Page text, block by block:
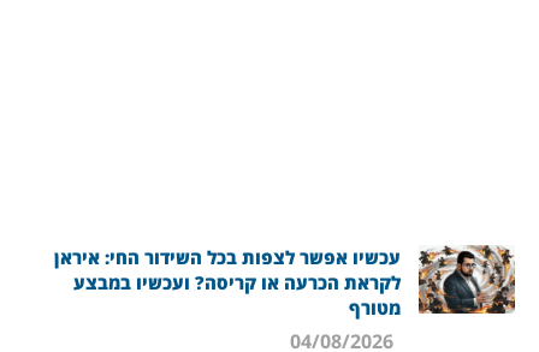
עכשיו אפשר לצפות בכל השידור החי: איראן
לקראת הכרעה או קריסה? ועכשיו במבצע
מטורף